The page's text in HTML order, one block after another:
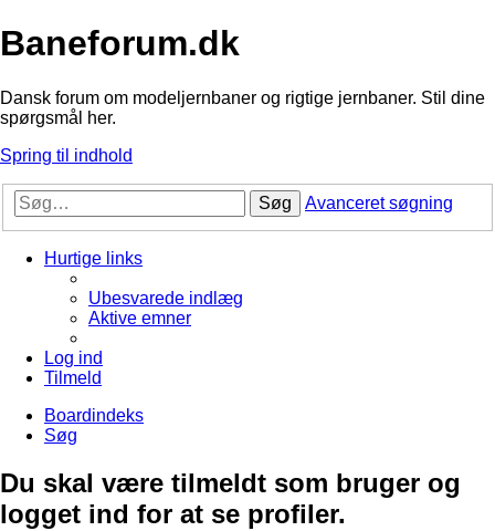
Baneforum.dk
Dansk forum om modeljernbaner og rigtige jernbaner. Stil dine
spørgsmål her.
Spring til indhold
Søg Avanceret søgning
Hurtige links
Ubesvarede indlæg
Aktive emner
Log ind
Tilmeld
Boardindeks
Søg
Du skal være tilmeldt som bruger og
logget ind for at se profiler.